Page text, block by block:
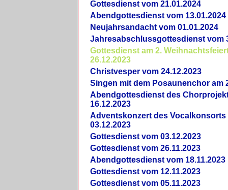
Gottesdienst vom 21.01.2024
Abendgottesdienst vom 13.01.2024
Neujahrsandacht vom 01.01.2024
Jahresabschlussgottesdienst vom
Gottesdienst am 2.
26.12.2023
Christvesper vom 24.12.2023
Singen mit dem Posaunenchor am
Abendgottesdienst des
16.12.2023
Adventskonzert des Vocalkonsorts
03.12.2023
Gottesdienst vom 03.12.2023
Gottesdienst vom 26.11.2023
Abendgottesdienst vom 18.11.2023
Gottesdienst vom 12.11.2023
Gottesdienst vom 05.11.2023